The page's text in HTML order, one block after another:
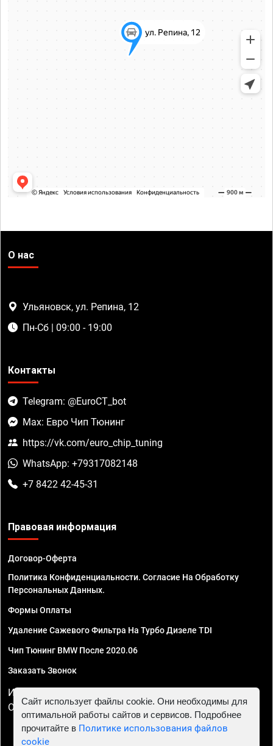
О нас
Ульяновск, ул. Репина, 12
Пн-Сб | 09:00 - 19:00
Контакты
Telegram: @EuroCT_bot
Max: Евро Чип Тюнинг
https://vk.com/euro_chip_tuning
WhatsApp: +79317082148
+7 8422 42-45-31
Правовая информация
Договор-Оферта
Политика Конфиденциальности. Согласие На Обработку
Персональных Данных.
Формы Оплаты
Удаление Сажевого Фильтра На Турбо Дизеле TDI
Чип Тюнинг BMW После 2020.06
Заказать Звонок
ИП Смирнов Георгий Павлович. ИНН 781302555843,
ОГРНИП 324470400032610
Сайт использует файлы cookie. Они необходимы для
оптимальной работы сайтов и сервисов. Подробнее
прочитайте в Политике использования файлов
cookie